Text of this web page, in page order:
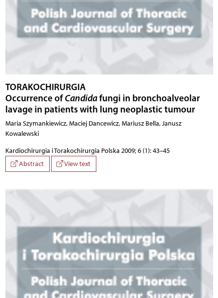
TORAKOCHIRURGIA
Occurrence ofCandidafungi in bronchoalveolar
lavage in patients with lung neoplastic tumour
Maria Szymankiewicz, Maciej Dancewicz, Mariusz Bella, Janusz
Kowalewski
Kardiochirurgia i Torakochirurgia Polska 2009; 6 (1): 43–45
Abstract
View text